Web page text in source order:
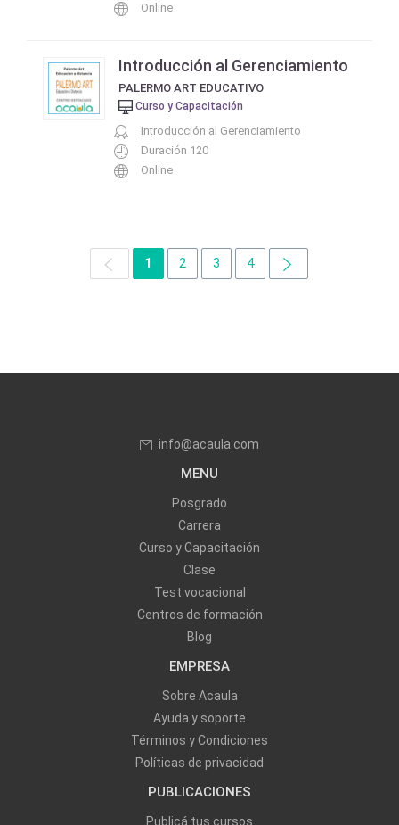
Online
Introducción al Gerenciamiento
PALERMO ART EDUCATIVO
Curso y Capacitación
Introducción al Gerenciamiento
Duración 120
Online
1 2 3 4
info@acaula.com
MENU
Posgrado
Carrera
Curso y Capacitación
Clase
Test vocacional
Centros de formación
Blog
EMPRESA
Sobre Acaula
Ayuda y soporte
Términos y Condiciones
Políticas de privacidad
PUBLICACIONES
Publicá tus cursos